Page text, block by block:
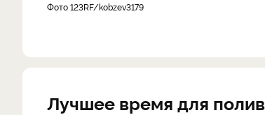
фото 123RF/kobzev3179
Лучшее время для